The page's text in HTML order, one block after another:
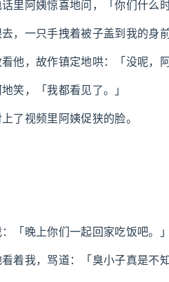
里阿姨惊喜地问，「你们什么
，一只手拽着被子盖到我的身前
他，故作镇定地哄：「没呢，
笑，「我都看见了。」
了视频里阿姨促狭的脸。
「晚上你们一起回家吃饭吧。」
着我，骂道：「臭小子真是不知